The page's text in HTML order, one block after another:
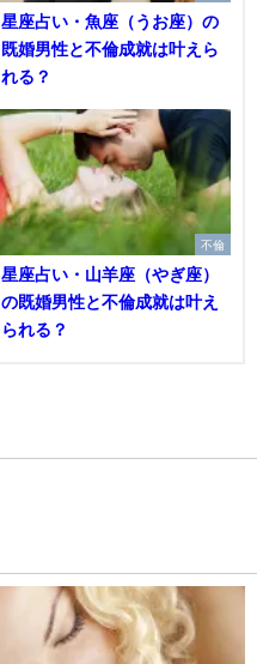
星座占い・魚座（うお座）の
既婚男性と不倫成就は叶えら
れる？
不倫
星座占い・山羊座（やぎ座）
の既婚男性と不倫成就は叶え
られる？